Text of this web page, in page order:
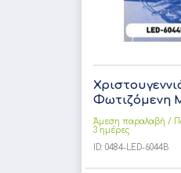
Φωτιζόμενη
Άμεση παραλαβή /
3 ημέρες
ID: 0484-LED-6044B